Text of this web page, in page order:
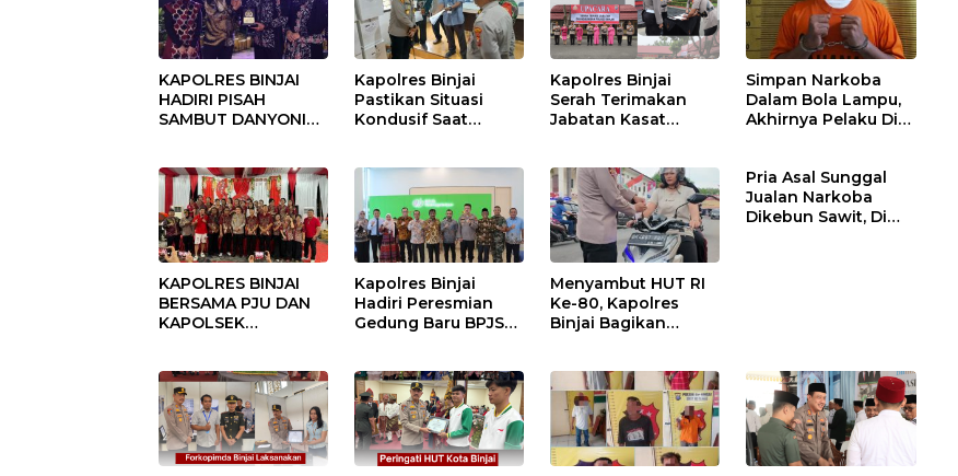
KAPOLRES BINJAI
HADIRI PISAH
SAMBUT DANYONIF
POLRI
Kapolres Binjai
Pastikan Situasi
Kondusif Saat
Kapolres Binjai
Serah Terimakan
Jabatan Kasat
Utara
Simpan Narkoba
Dalam Bola Lampu,
Akhirnya Pelaku Di
KAPOLRES BINJAI
BERSAMA PJU DAN
KAPOLSEK
BINJAI
Kapolres Binjai
Hadiri Peresmian
Gedung Baru BPJS
Perlindungan
Menyeluruh bagi
Pekerja”
Menyambut HUT RI
Ke-80, Kapolres
Binjai Bagikan
Pria Asal Sunggal
Jualan Narkoba
Dikebun Sawit, Di